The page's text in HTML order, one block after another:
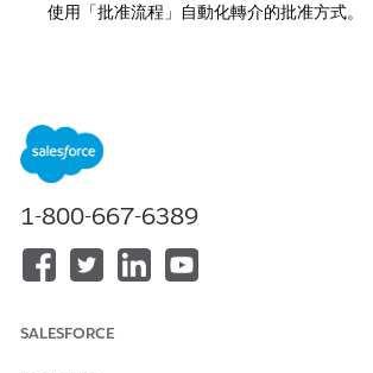
使用「批准流程」自動化轉介的批准方式。
此文章是否解決您的問題？
請讓我們知道，以便我們改進！
1-800-667-6389
SALESFORCE